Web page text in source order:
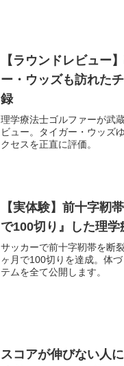
【ラウンドレビュー
ー・ウッズも訪れた
録
理学療法士ゴルファーが武
ビュー。タイガー・ウッズ
クセスを正直に評価。
【実体験】前十字靭
で100切り』した理学
サッカーで前十字靭帯を断
ヶ月で100切りを達成。体
テムを全て公開します。
スコアが伸びない人